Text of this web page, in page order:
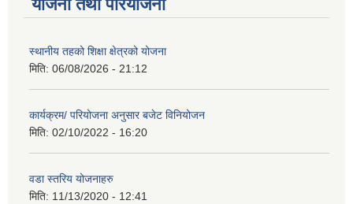
योजना तथा परियोजना
स्थानीय तहको शिक्षा क्षेत्रको योजना
मिति: 06/08/2026 - 21:12
कार्यक्रम/ परियोजना अनुसार बजेट विनियोजन
मिति: 02/10/2022 - 16:20
वडा स्तरिय योजनाहरु
मिति: 11/13/2020 - 12:41